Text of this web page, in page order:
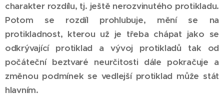
charakter rozdílu, tj. ještě nerozvinutého protikladu.
Potom se rozdíl prohlubuje, mění se na
protikladnost, kterou už je třeba chápat jako se
odkrývající protiklad a vývoj protikladů tak od
počáteční beztvaré neurčitosti dále pokračuje a
změnou podmínek se vedlejší protiklad může stát
hlavním.